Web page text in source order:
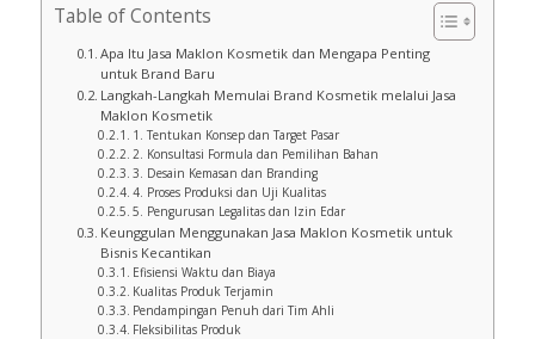
Table of Contents
Apa Itu Jasa Maklon Kosmetik dan Mengapa Penting
untuk Brand Baru
Langkah-Langkah Memulai Brand Kosmetik melalui Jasa
Maklon Kosmetik
1. Tentukan Konsep dan Target Pasar
2. Konsultasi Formula dan Pemilihan Bahan
3. Desain Kemasan dan Branding
4. Proses Produksi dan Uji Kualitas
5. Pengurusan Legalitas dan Izin Edar
Keunggulan Menggunakan Jasa Maklon Kosmetik untuk
Bisnis Kecantikan
Efisiensi Waktu dan Biaya
Kualitas Produk Terjamin
Pendampingan Penuh dari Tim Ahli
Fleksibilitas Produk